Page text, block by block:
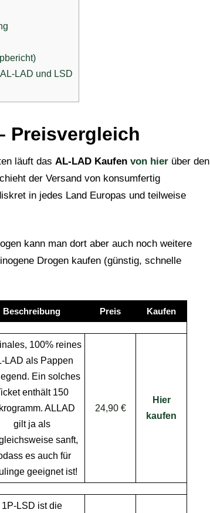
LAD und LSD
Preisvergleich
läuft das AL-LAD Kaufen von hier über den
der Versand von konsumfertig
in jedes Land Europas und teilweise
kann man dort aber auch noch weitere
Drogen kaufen (günstig, schnelle
Beschreibung Preis Kaufen
100% reines
LAD als Pappen
Ein solches
enthält 150
ALLAD
gilt ja als
sanft,
es auch für
geeignet ist!
24,90 €
Hier
kaufen
1P-LSD ist die